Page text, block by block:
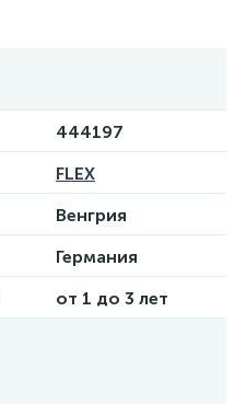
444197
FLEX
Венгрия
Германия
от 1 до 3 лет